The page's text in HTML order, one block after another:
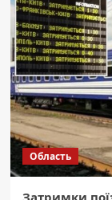
Область
Затримки